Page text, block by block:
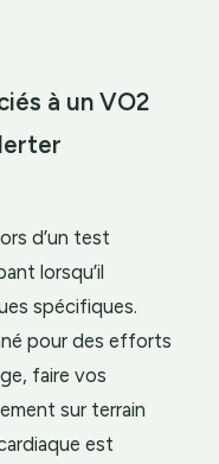
à un VO2
d’un test
lorsqu’il
spécifiques.
pour des efforts
faire vos
sur terrain
est